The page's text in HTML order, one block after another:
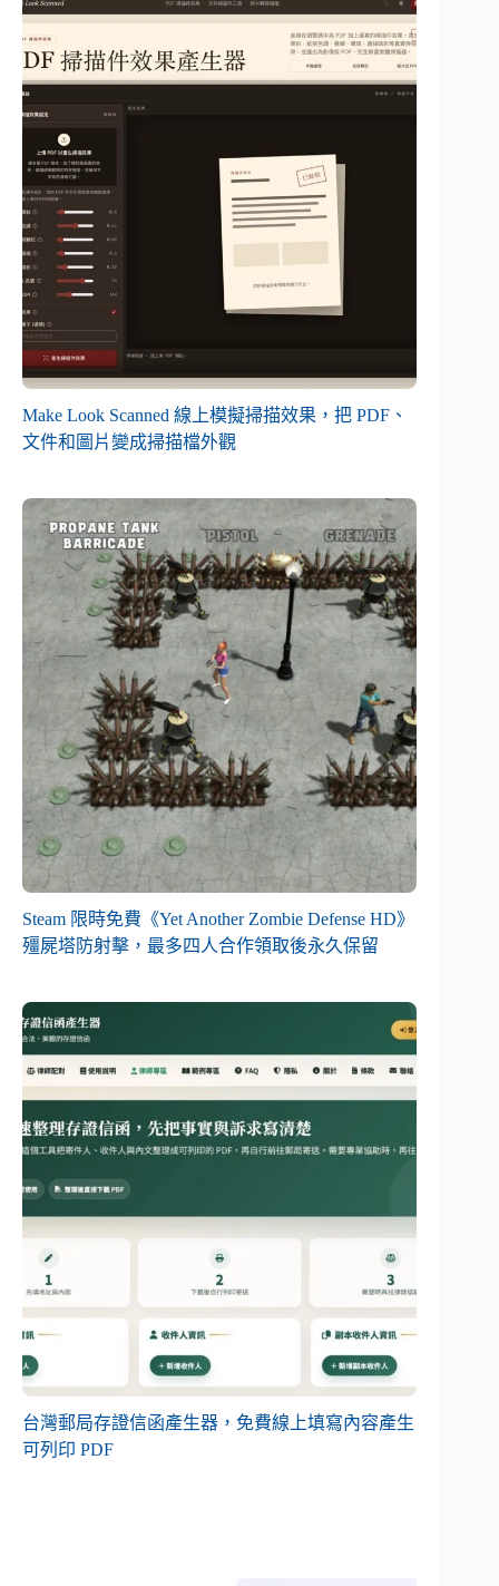
Make Look Scanned 線上模擬掃描效果，把 PDF、
文件和圖片變成掃描檔外觀
Steam 限時免費《Yet Another Zombie Defense HD》
殭屍塔防射擊，最多四人合作領取後永久保留
台灣郵局存證信函產生器，免費線上填寫內容產生
可列印 PDF